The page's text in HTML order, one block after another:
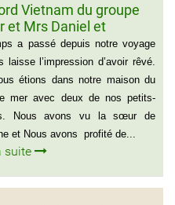
Vietnam du groupe
et Mrs Daniel et
a passé depuis notre voyage
laisse l’impression d’avoir rêvé.
étions dans notre maison du
mer avec deux de nos petits-
Nous avons vu la sœur de
et Nous avons profité de...
suite